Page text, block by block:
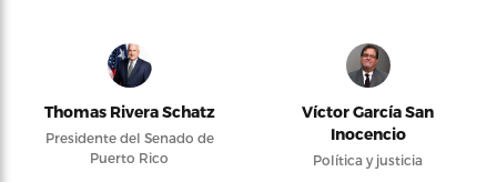
Thomas Rivera Schatz
Presidente del Senado de
Puerto Rico
Víctor García San
Inocencio
Política y justicia